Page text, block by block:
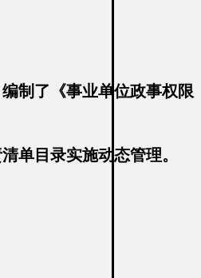
制了《事业单位政事权限
单目录实施动态管理。